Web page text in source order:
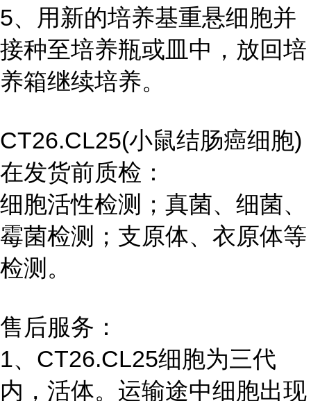
5、用新的培养基重悬细胞并
接种至培养瓶或皿中，放回培
养箱继续培养。
CT26.CL25(小鼠结肠癌细胞)
在发货前质检：
细胞活性检测；真菌、细菌、
霉菌检测；支原体、衣原体等
检测。
售后服务：
1、CT26.CL25细胞为三代
内，活体。运输途中细胞出现